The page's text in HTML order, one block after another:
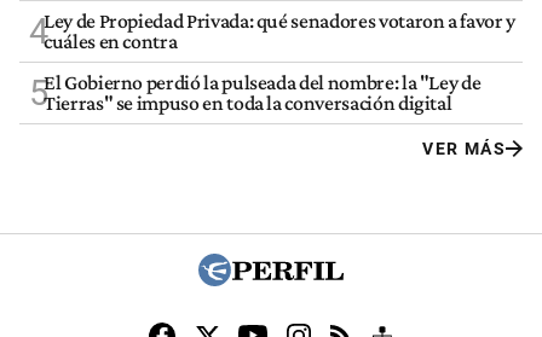
4Ley de Propiedad Privada: qué senadores votaron a favor y
cuáles en contra
5El Gobierno perdió la pulseada del nombre: la "Ley de
Tierras" se impuso en toda la conversación digital
VER MÁS